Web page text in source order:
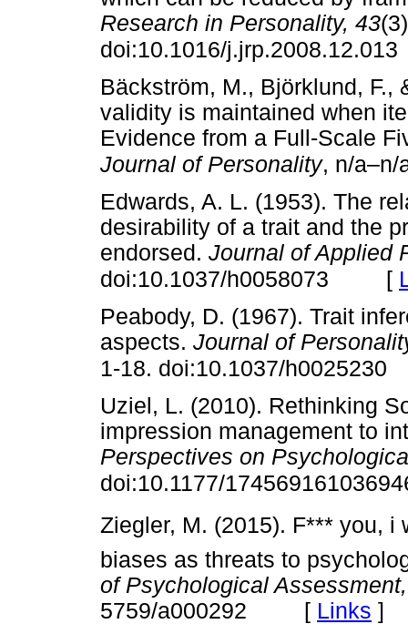
Research in Personality, 43
doi:10.1016/j.jrp.2008.12.013
Bäckström, M., Björklund, F.,
validity is maintained when
Evidence from a Full-Scale
Journal of Personality, n/a–n/
Edwards, A. L. (1953). The
desirability of a trait and the
endorsed. Journal of Applied
doi:10.1037/h0058073
[
Peabody, D. (1967). Trait
aspects. Journal of
1-18. doi:10.1037/h0025230
Uziel, L. (2010). Rethinking
impression management to
Perspectives on
doi:10.1177/
Ziegler, M. (2015). F*** you, i
biases as threats to
of Psychological
5759/a000292 [ Links ]